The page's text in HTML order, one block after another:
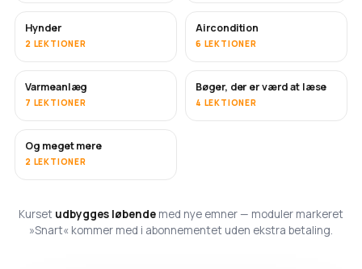
Hynder
2 LEKTIONER
SNART
Aircondition
6 LEKTIONER
SNART
Varmeanlæg
7 LEKTIONER
SNART
Bøger, der er værd at læse
4 LEKTIONER
SNART
Og meget mere
2 LEKTIONER
Kurset udbygges løbende med nye emner — moduler markeret
»Snart« kommer med i abonnementet uden ekstra betaling.